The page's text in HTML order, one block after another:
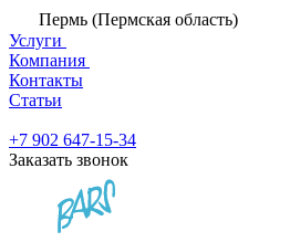
Пермь (Пермская область)
Услуги
Компания
Контакты
Статьи
+7 902 647-15-34
Заказать звонок